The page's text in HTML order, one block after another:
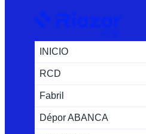
INICIO
RCD
Fabril
Dépor ABANCA